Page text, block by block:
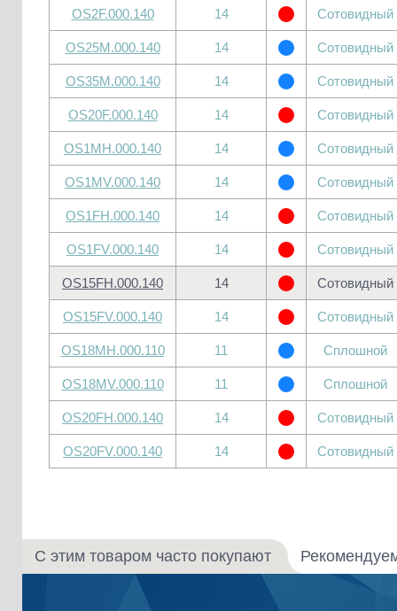
OS2F.000.140 14 Сотовидный
OS25M.000.140 14 Сотовидный
OS35M.000.140 14 Сотовидный
OS20F.000.140 14 Сотовидный
OS1MH.000.140 14 Сотовидный
OS1MV.000.140 14 Сотовидный
OS1FH.000.140 14 Сотовидный
OS1FV.000.140 14 Сотовидный
OS15FH.000.140 14 Сотовидный
OS15FV.000.140 14 Сотовидный
OS18MH.000.110 11 Сплошной
OS18MV.000.110 11 Сплошной
OS20FH.000.140 14 Сотовидный
OS20FV.000.140 14 Сотовидный
С этим товаром часто покупают